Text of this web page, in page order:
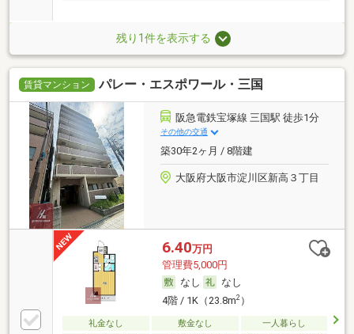
残り1件を表示する
賃貸マンション パレー・エスポワール・三国
阪急電鉄宝塚線 三国駅 徒歩1分
その他の交通
築30年2ヶ月 / 8階建
大阪府大阪市淀川区新高３丁目
6.40万円
管理費5,000円
なし
なし
4階 / 1K（23.8m2）
礼金なし 敷金なし
一人暮らし